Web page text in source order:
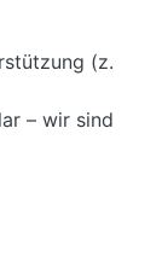
(z.
– wir sind